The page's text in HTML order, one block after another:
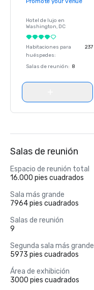
Hotel de lujo en
Washington, DC
Habitaciones para
huéspedes:
237
Salas de reunión: 8
Salas de reunión
Espacio de reunión total
16.000 pies cuadrados
Sala más grande
7964 pies cuadrados
Salas de reunión
9
Segunda sala más grande
5973 pies cuadrados
Área de exhibición
3000 pies cuadrados